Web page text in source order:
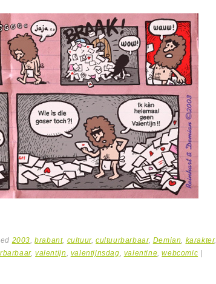
2003,brabant, cultuur,cultuurbarbaar, Demian, karakter,
,valentijn, valentijnsdag, valentine,webcomic